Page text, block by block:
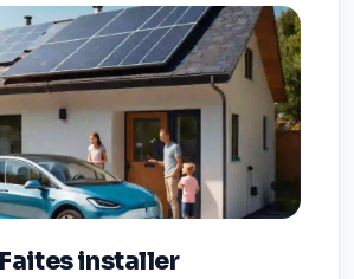
Faites installer